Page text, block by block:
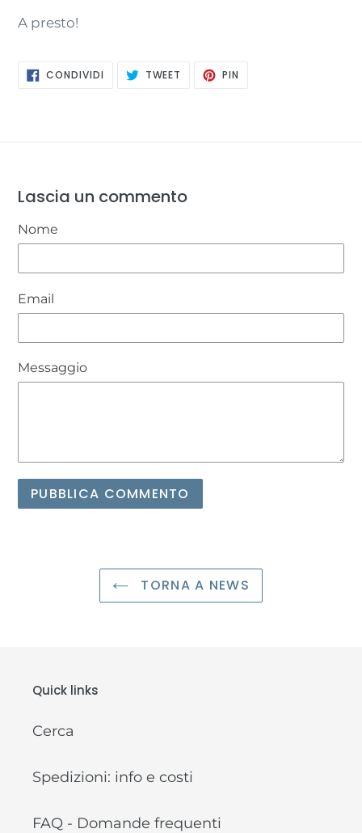
A presto!
CONDIVIDI CONDIVIDITWEET TWITTAPIN
Lascia un commento
Nome
Email
Messaggio
TORNA A NEWS
Quick links
Cerca
Spedizioni: info e costi
FAQ - Domande frequenti